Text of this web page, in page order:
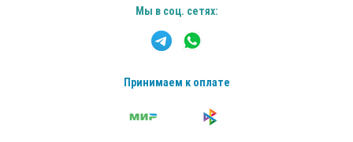
Принимаем к оплате
Мы в соц. сетях: